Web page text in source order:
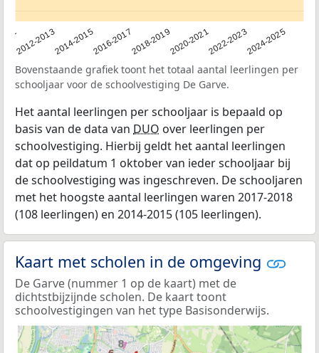
2012-20132014-20152016-20172018-20192020-20212022-20232024-2025
Bovenstaande grafiek toont het totaal aantal leerlingen per
schooljaar voor de schoolvestiging De Garve.
Het aantal leerlingen per schooljaar is bepaald op
basis van de data van DUO over leerlingen per
schoolvestiging. Hierbij geldt het aantal leerlingen
dat op peildatum 1 oktober van ieder schooljaar bij
de schoolvestiging was ingeschreven. De schooljaren
met het hoogste aantal leerlingen waren 2017-2018
(108 leerlingen) en 2014-2015 (105 leerlingen).
Kaart met scholen in de omgeving
De Garve (nummer 1 op de kaart) met de
dichtstbijzijnde scholen. De kaart toont
schoolvestigingen van het type Basisonderwijs.